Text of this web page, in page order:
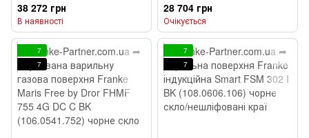
38 272 грн
В наявності
28 704 грн
Очікується
7
7
7
7